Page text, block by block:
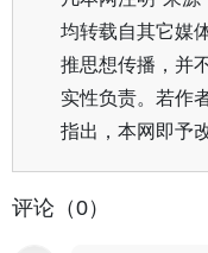
均转载自其它媒
推思想传播，并
实性负责。若作
指出，本网即予改
评论（0）